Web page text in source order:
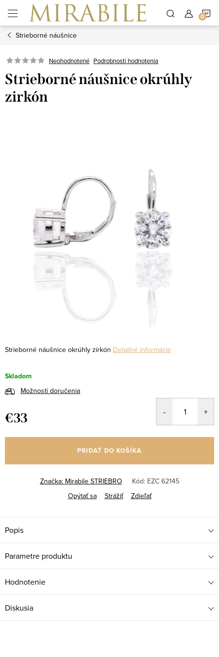
obsah
Strieborné náušnice
Neohodnotené Podrobnosti hodnotenia
Strieborné náušnice okrúhly
zirkón
Strieborné náušnice okrúhly zirkón Detailné informácie
Skladom
Možnosti doručenia
€33
cena:
PRIDAŤ DO KOŠÍKA
Značka: Mirabile STRIEBRO Kód: EZC 62145
Opýtať sa
Strážiť Zdieľať
Popis
Parametre produktu
Hodnotenie
Diskusia